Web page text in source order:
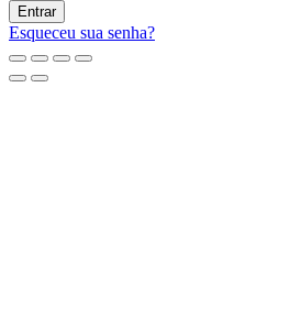
Entrar
Esqueceu sua senha?